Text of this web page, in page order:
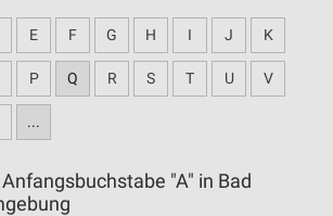
E F G H I J K
P Q R S T U V
...
"A" in Bad